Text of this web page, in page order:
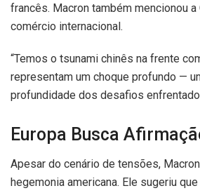
francês. Macron também mencionou
comércio internacional.
“Temos o tsunami chinês na frente
representam um choque profundo —
profundidade dos desafios
Europa Busca
Apesar do cenário de tensões,
hegemonia americana. Ele sugeriu